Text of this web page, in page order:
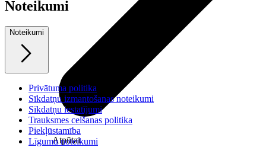
Atpūtai
Noteikumi
Noteikumi
Privātuma politika
Sīkdatņu izmantošanas noteikumi
Sīkdatņu iestatījumi
Trauksmes celšanas politika
Piekļūstamība
Līgumu noteikumi